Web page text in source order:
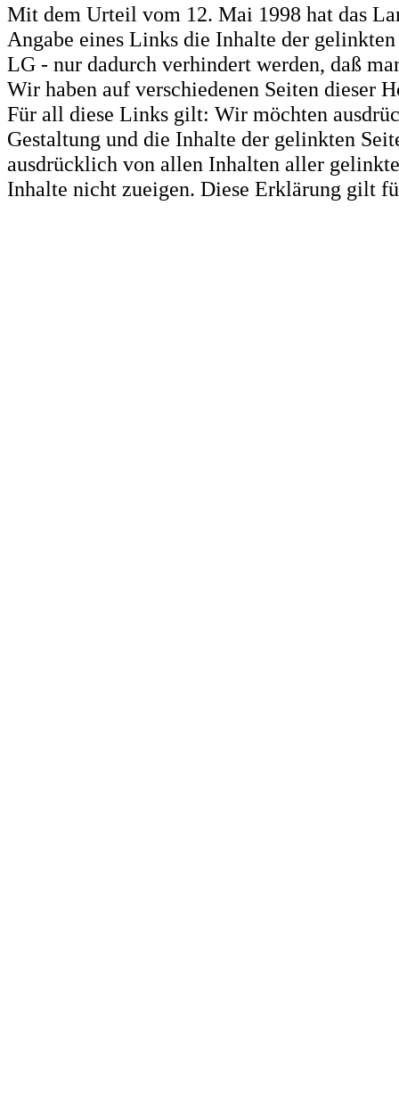
Mit dem Urteil vom 12. Mai 1998 hat das
Angabe eines Links die Inhalte der
LG - nur dadurch verhindert werden, daß
Wir haben auf verschiedenen Seiten dieser
Für all diese Links gilt: Wir möchten
Gestaltung und die Inhalte der gelinkten
ausdrücklich von allen Inhalten aller
Inhalte nicht zueigen. Diese Erklärung gilt